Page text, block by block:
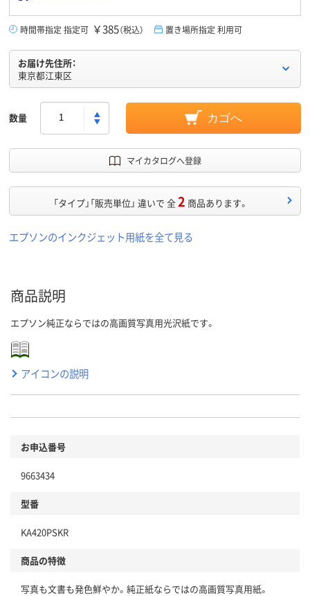
時間帯指定 指定可 ￥385（税込） 置き場所指定 利用可
お届け先住所：
東京都江東区
数量 カゴへ
マイカタログへ登録
「タイプ」「販売単位」 違いで 全2 商品あります。
エプソンのインクジェット用紙を全て見る
商品説明
エプソン純正ならではの高画質写真用光沢紙です。
アイコンの説明
お申込番号
9663434
型番
KA420PSKR
商品の特徴
写真も文書も発色鮮やか。純正紙ならではの高画質写真用紙。